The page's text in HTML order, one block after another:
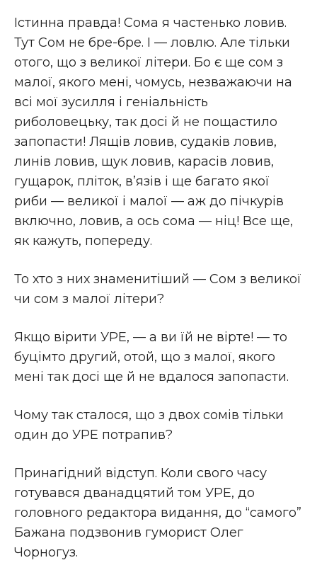
Істинна правда! Сома я частенько ловив.
Тут Сом не бре-бре. І — ловлю. Але тільки
отого, що з великої літери. Бо є ще сом з
малої, якого мені, чомусь, незважаючи на
всі мої зусилля і геніальність
риболовецьку, так досі й не пощастило
запопасти! Лящів ловив, судаків ловив,
линів ловив, щук ловив, карасів ловив,
гущарок, пліток, в’язів і ще багато якої
риби — великої і малої — аж до пічкурів
включно, ловив, а ось сома — ніц! Все ще,
як кажуть, попереду.
То хто з них знаменитіший — Сом з великої
чи сом з малої літери?
Якщо вірити УРЕ, — а ви їй не вірте! — то
буцімто другий, отой, що з малої, якого
мені так досі ще й не вдалося запопасти.
Чому так сталося, що з двох сомів тільки
один до УРЕ потрапив?
Принагідний відступ. Коли свого часу
готувався дванадцятий том УРЕ, до
головного редактора видання, до “самого”
Бажана подзвонив гуморист Олег
Чорногуз.